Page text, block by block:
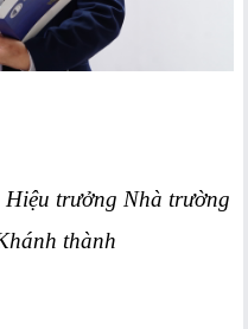
trưởng Nhà trường
thành